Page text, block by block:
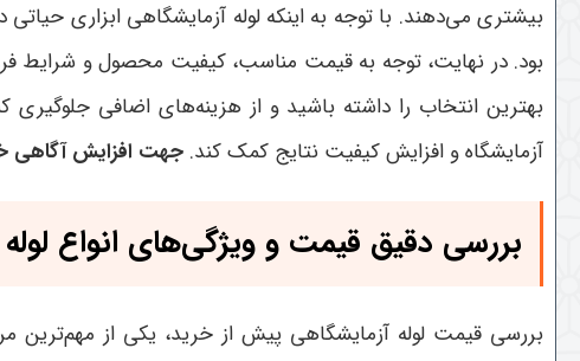
بیشتری می‌دهند. با توجه به اینکه لوله آزمایشگاهی ابزاری
بود. در نهایت، توجه به قیمت مناسب، کیفیت محصول و شرایط
بهترین انتخاب را داشته باشید و از هزینه‌های اضافی جلوگیری
آزمایشگاه و افزایش کیفیت نتایج کمک کند. جهت افزایش آگاهی
بررسی دقیق قیمت و ویژگی‌های انواع
بررسی قیمت لوله آزمایشگاهی پیش از خرید، یکی از مهم‌ترین